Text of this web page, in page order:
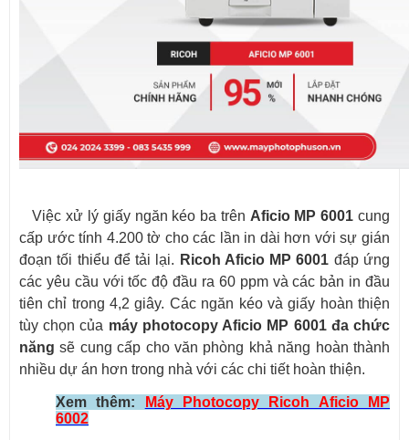
Việc xử lý giấy ngăn kéo ba trên Aficio MP 6001 cung
cấp ước tính 4.200 tờ cho các lần in dài hơn với sự gián
đoạn tối thiểu để tải lại. Ricoh Aficio MP 6001 đáp ứng
các yêu cầu với tốc độ đầu ra 60 ppm và các bản in đầu
tiên chỉ trong 4,2 giây. Các ngăn kéo và giấy hoàn thiện
tùy chọn của máy photocopy Aficio MP 6001 đa chức
năng sẽ cung cấp cho văn phòng khả năng hoàn thành
nhiều dự án hơn trong nhà với các chi tiết hoàn thiện.
Xem thêm:
Máy Photocopy Ricoh Aficio MP
6002